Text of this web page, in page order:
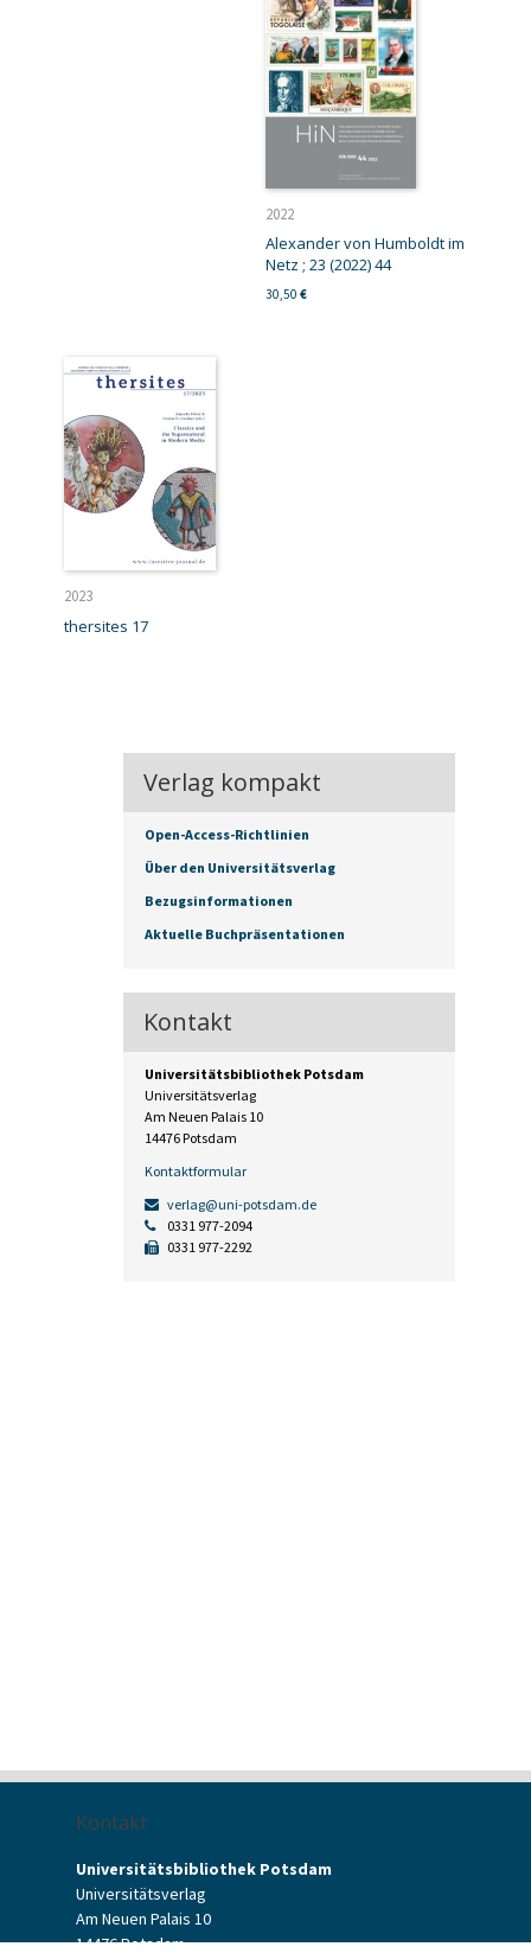
2022
Alexander von Humboldt im
Netz ; 23 (2022) 44
30,50 €
2023
thersites 17
Verlag kompakt
Open-Access-Richtlinien
Über den Universitätsverlag
Bezugsinformationen
Aktuelle Buchpräsentationen
Kontakt
Universitätsbibliothek Potsdam
Universitätsverlag
Am Neuen Palais 10
14476 Potsdam
Kontaktformular
verlag@uni-potsdam.de
0331 977-2094
0331 977-2292
Kontakt
Universitätsbibliothek Potsdam
Universitätsverlag
Am Neuen Palais 10
14476 Potsdam